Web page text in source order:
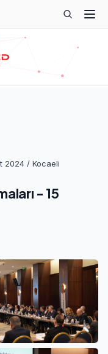
2024 / Kocaeli
- 15